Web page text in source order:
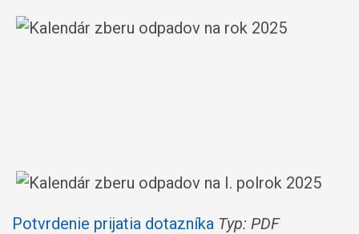
Potvrdenie prijatia dotazníka Typ: PDF